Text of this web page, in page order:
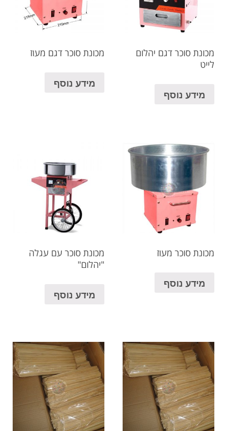
מכונת סוכר דגם יהלום
לייט
מידע נוסף
מכונת סוכר דגם מעוז
מידע נוסף
מכונת סוכר מעוז
מידע נוסף
מכונת סוכר עם עגלה
"יהלום"
מידע נוסף